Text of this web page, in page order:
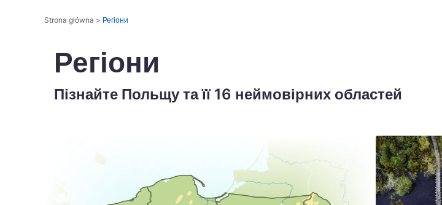
Strona główna > Регіони
Регіони
Пізнайте Польщу та її 16 неймовірних областей